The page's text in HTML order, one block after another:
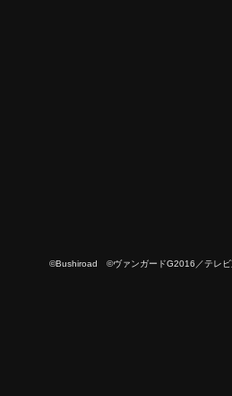
©Bushiroad ©ヴァンガードG2016／テレ